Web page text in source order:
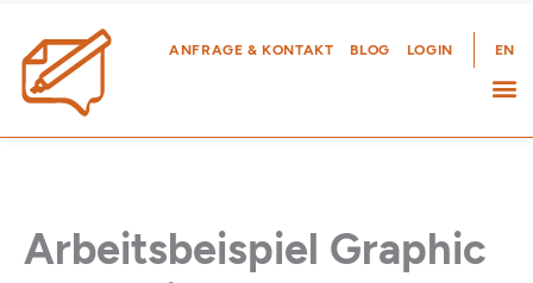
Inhalt
springen
ANFRAGE & KONTAKT BLOG LOGIN EN
Arbeitsbeispiel Graphic